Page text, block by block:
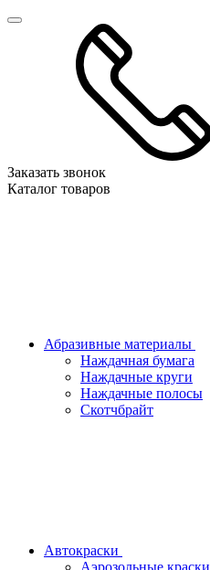
Заказать звонок
Каталог товаров
Абразивные материалы
Наждачная бумага
Наждачные круги
Наждачные полосы
Скотчбрайт
Автокраски
Аэрозольные краски